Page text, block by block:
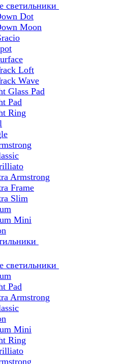
светильники
Dot
Moon
Loft
Wave
Glass Pad
Pad
Ring
Armstrong
Frame
Slim
Mini
светильники
Pad
Armstrong
Mini
Ring